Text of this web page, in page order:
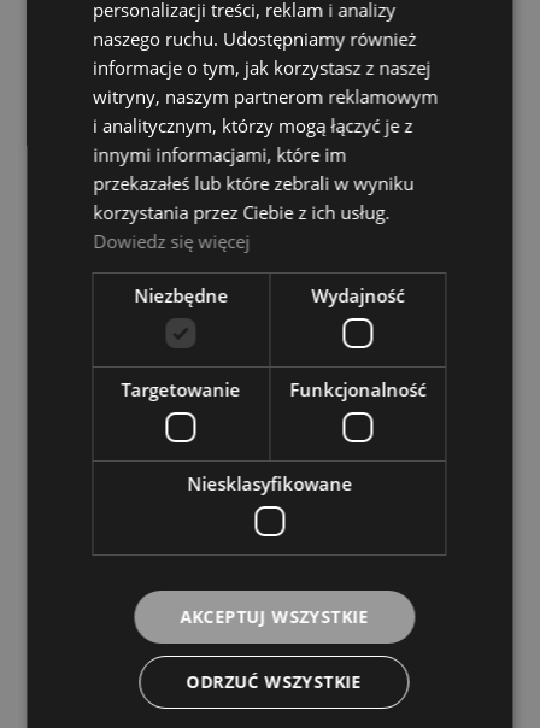
1 620,00 zł
DO KOSZYKA
SSL 2+ mkII Interfejs audio
DO KOSZYKA
Teenage Engineering EP-136 KO Sidekick Mikser
Stereo
Dostępność:
799,00 zł
DO KOSZYKA
personalizacji treści, reklam i analizy
naszego ruchu. Udostępniamy również
informacje o tym, jak korzystasz z naszej
witryny, naszym partnerom reklamowym
i analitycznym, którzy mogą łączyć je z
innymi informacjami, które im
przekazałeś lub które zebrali w wyniku
korzystania przez Ciebie z ich usług.
Dowiedz się więcej
Niezbędne Wydajność
Targetowanie Funkcjonalność
Niesklasyfikowane
AKCEPTUJ WSZYSTKIE
ODRZUĆ WSZYSTKIE